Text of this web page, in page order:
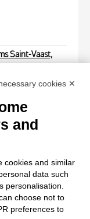
Saint-Vaast,
Saint-Vaast,
Saint-Vaast,
cookies ✕
and
cookies and similar
data such
personalisation.
choose not to
preferences to